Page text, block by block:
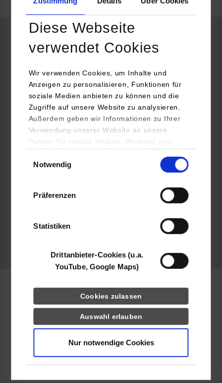
Diese Webseite
verwendet Cookies
Wir verwenden Cookies, um Inhalte und
Anzeigen zu personalisieren, Funktionen für
soziale Medien anbieten zu können und die
Zugriffe auf unsere Website zu analysieren.
Außerdem geben wir Informationen zu Ihrer
Verwendung unserer Website an unsere
Partner für soziale Medien, Werbung und
YouTube, Google Maps) führen diese
Daten zusammen, die Sie ihnen bereitgestellt
haben oder die sie im Rahmen Ihrer Nutzung
Notwendig
Präferenzen
Statistiken
Drittanbieter-Cookies (u.a.
YouTube, Google Maps)
Cookies zulassen
Auswahl erlauben
Nur notwendige Cookies
Embedded Systems / General Engineering
EUCHNER GmbH + Co. KG
Kohlhammerstraße 16
70771 Leinfelden-Echterdingen
www.euchner.de/de-de/karriere/duales-studium/
Magdalena Dold
+49 711 75970
personal-info@euchner.de
Informatik / Informationstechnik
EUCHNER GmbH + Co. KG
Kohlhammerstraße 16